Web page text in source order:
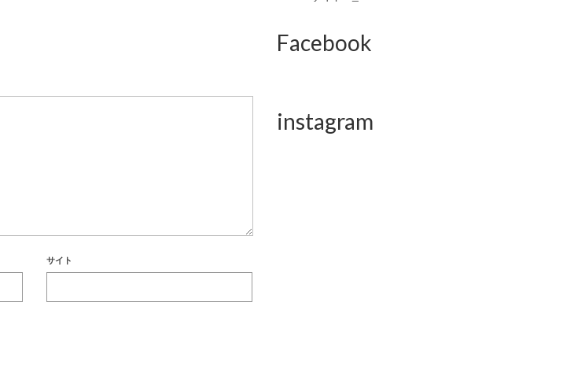
サイト
Facebook
instagram